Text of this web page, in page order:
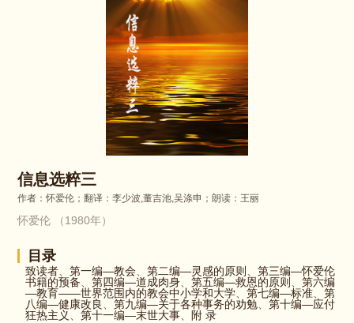
信息选粹三
作者：怀爱伦；翻译：李少波,董吉池,吴涤申；朗读：王丽
怀爱伦 （1980年）
目录
致读者、第一编—教会、第二编—灵感的原则 、第三编—怀爱伦
书籍的预备、第四编—道成肉身、第五编—救恩的原则 、第六编
—教育——世界范围内的教会中小学和大学、第七编—标准、第
八编—健康改良、第九编—关于各种事务的劝勉、第十编—应付
狂热主义、第十一编—末世大事、 附 录